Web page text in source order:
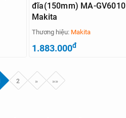
đĩa(150mm) MA-GV6010
Makita
Thương hiệu: Makita
1.883.000đ
2 » »»